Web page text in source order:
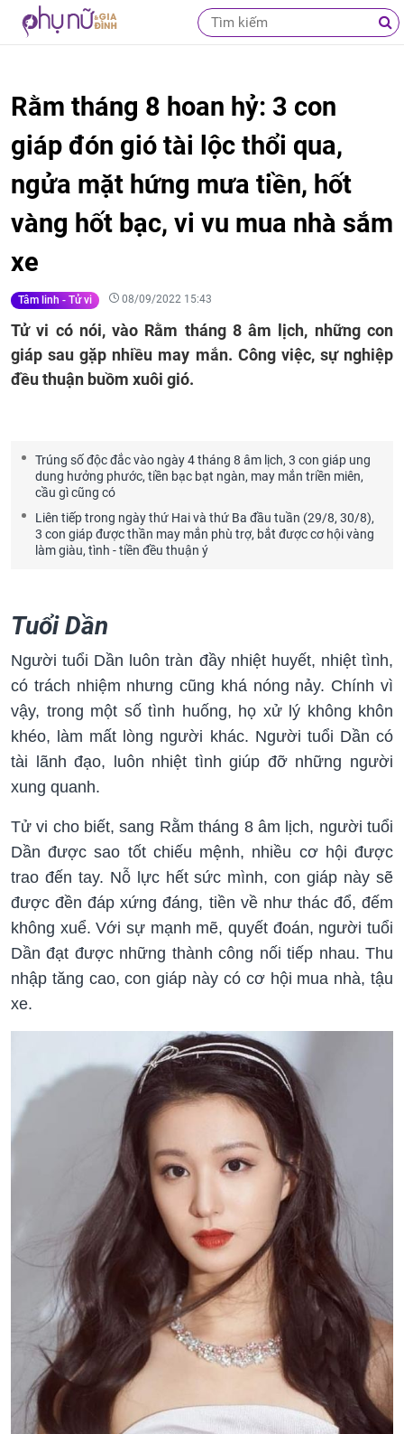
Rằm tháng 8 hoan hỷ: 3 con
giáp đón gió tài lộc thổi qua,
ngửa mặt hứng mưa tiền, hốt
vàng hốt bạc, vi vu mua nhà sắm
xe
Tâm linh - Tử vi 08/09/2022 15:43
Tử vi có nói, vào Rằm tháng 8 âm lịch, những con
giáp sau gặp nhiều may mắn. Công việc, sự nghiệp
đều thuận buồm xuôi gió.
Trúng số độc đắc vào ngày 4 tháng 8 âm lịch, 3 con giáp ung
dung hưởng phước, tiền bạc bạt ngàn, may mắn triền miên,
cầu gì cũng có
Liên tiếp trong ngày thứ Hai và thứ Ba đầu tuần (29/8, 30/8),
3 con giáp được thần may mắn phù trợ, bắt được cơ hội vàng
làm giàu, tình - tiền đều thuận ý
Tuổi Dần
Người tuổi Dần luôn tràn đầy nhiệt huyết, nhiệt tình,
có trách nhiệm nhưng cũng khá nóng nảy. Chính vì
vậy, trong một số tình huống, họ xử lý không khôn
khéo, làm mất lòng người khác. Người tuổi Dần có
tài lãnh đạo, luôn nhiệt tình giúp đỡ những người
xung quanh.
Tử vi cho biết, sang Rằm tháng 8 âm lịch, người tuổi
Dần được sao tốt chiếu mệnh, nhiều cơ hội được
trao đến tay. Nỗ lực hết sức mình, con giáp này sẽ
được đền đáp xứng đáng, tiền về như thác đổ, đếm
không xuể. Với sự mạnh mẽ, quyết đoán, người tuổi
Dần đạt được những thành công nối tiếp nhau. Thu
nhập tăng cao, con giáp này có cơ hội mua nhà, tậu
xe.